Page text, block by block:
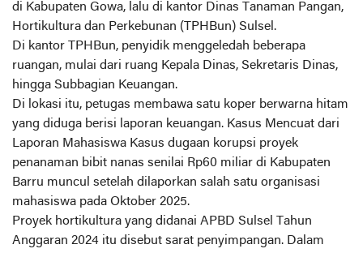
di Kabupaten Gowa, lalu di kantor Dinas Tanaman Pangan,
Hortikultura dan Perkebunan (TPHBun) Sulsel.
Di kantor TPHBun, penyidik menggeledah beberapa
ruangan, mulai dari ruang Kepala Dinas, Sekretaris Dinas,
hingga Subbagian Keuangan.
Di lokasi itu, petugas membawa satu koper berwarna hitam
yang diduga berisi laporan keuangan. Kasus Mencuat dari
Laporan Mahasiswa Kasus dugaan korupsi proyek
penanaman bibit nanas senilai Rp60 miliar di Kabupaten
Barru muncul setelah dilaporkan salah satu organisasi
mahasiswa pada Oktober 2025.
Proyek hortikultura yang didanai APBD Sulsel Tahun
Anggaran 2024 itu disebut sarat penyimpangan. Dalam